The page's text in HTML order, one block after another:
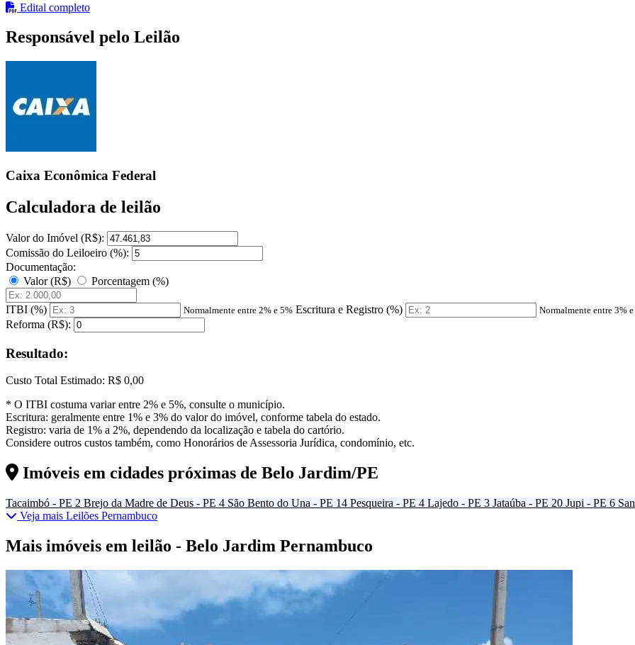
Edital completo
Responsável pelo Leilão
Caixa Econômica Federal
Calculadora de leilão
Valor do Imóvel (R$):
Comissão do Leiloeiro (%):
Documentação:
Valor (R$)
Porcentagem (%)
ITBI (%) Normalmente entre 2% e 5% Escritura e Registro (%) Normalmente entre 3%
Reforma (R$):
Resultado:
Custo Total Estimado: R$ 0,00
* O ITBI costuma variar entre 2% e 5%, consulte o município.
Escritura: geralmente entre 1% e 3% do valor do imóvel, conforme tabela do estado.
Registro: varia de 1% a 2%, dependendo da localização e tabela do cartório.
Considere outros custos também, como Honorários de Assessoria Jurídica, condomínio, etc.
Imóveis em cidades próximas de Belo Jardim/PE
Tacaimbó - PE 2 Brejo da Madre de Deus - PE 4 São Bento do Una - PE 14 Pesqueira - PE 4 Lajedo - PE 3 Jataúba - PE 20 Jupi - PE 6
Veja mais Leilões Pernambuco
Mais imóveis em leilão - Belo Jardim Pernambuco